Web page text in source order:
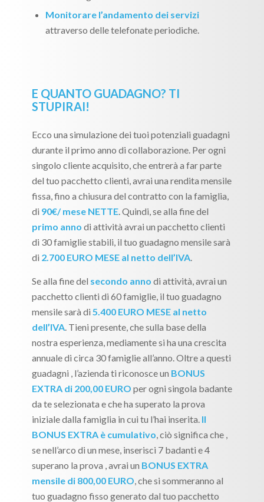
Monitorare l’andamento dei servizi
attraverso delle telefonate periodiche.
E QUANTO GUADAGNO? TI
STUPIRAI!
Ecco una simulazione dei tuoi potenziali guadagni
durante il primo anno di collaborazione. Per ogni
singolo cliente acquisito, che entrerà a far parte
del tuo pacchetto clienti, avrai una rendita mensile
fissa, fino a chiusura del contratto con la famiglia,
di 90€/ mese NETTE. Quindi, se alla fine del
primo anno di attività avrai un pacchetto clienti
di 30 famiglie stabili, il tuo guadagno mensile sarà
di 2.700 EURO MESE al netto dell’IVA.
Se alla fine del secondo anno di attività, avrai un
pacchetto clienti di 60 famiglie, il tuo guadagno
mensile sarà di 5.400 EURO MESE al netto
dell’IVA. Tieni presente, che sulla base della
nostra esperienza, mediamente si ha una crescita
annuale di circa 30 famiglie all’anno. Oltre a questi
guadagni , l’azienda ti riconosce un BONUS
EXTRA di 200,00 EURO per ogni singola badante
da te selezionata e che ha superato la prova
iniziale dalla famiglia in cui tu l’hai inserita. Il
BONUS EXTRA è cumulativo , ciò significa che ,
se nell’arco di un mese, inserisci 7 badanti e 4
superano la prova , avrai un BONUS EXTRA
mensile di 800,00 EURO , che si sommeranno al
tuo guadagno fisso generato dal tuo pacchetto